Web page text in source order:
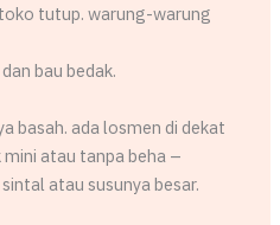
tutup. warung-warung
bau bedak.
basah. ada losmen di dekat
mini atau tanpa beha –
atau susunya besar.